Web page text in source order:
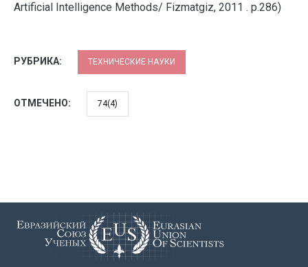
Artificial Intelligence Methods/ Fizmatgiz, 2011 . p.286)
РУБРИКА: ТЕХНИЧЕСКИЕ НАУКИ
ОТМЕЧЕНО: 74(4)